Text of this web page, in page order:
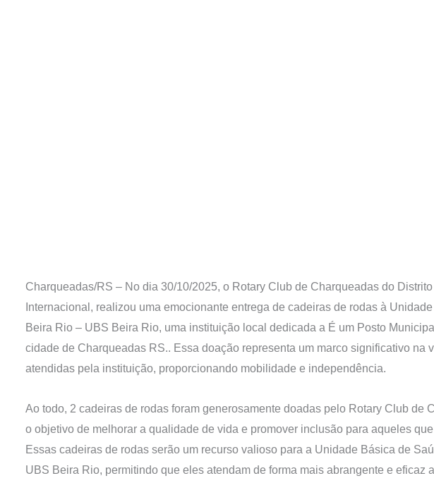
Charqueadas/RS – No dia 30/10/2025, o Rotary Club de Charqueadas do
Internacional, realizou uma emocionante entrega de cadeiras de rodas à
Beira Rio – UBS Beira Rio, uma instituição local dedicada a É um Posto
cidade de Charqueadas RS.. Essa doação representa um marco significativo na
atendidas pela instituição, proporcionando mobilidade e independência.
Ao todo, 2 cadeiras de rodas foram generosamente doadas pelo Rotary Club de
o objetivo de melhorar a qualidade de vida e promover inclusão para aqueles
Essas cadeiras de rodas serão um recurso valioso para a Unidade Básica de
UBS Beira Rio, permitindo que eles atendam de forma mais abrangente e eficaz